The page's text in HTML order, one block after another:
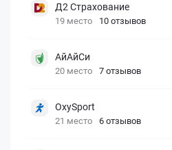
Д2 Страхование
19 место 10 отзывов
АйАйСи
20 место 7 отзывов
OxySport
21 место 6 отзывов